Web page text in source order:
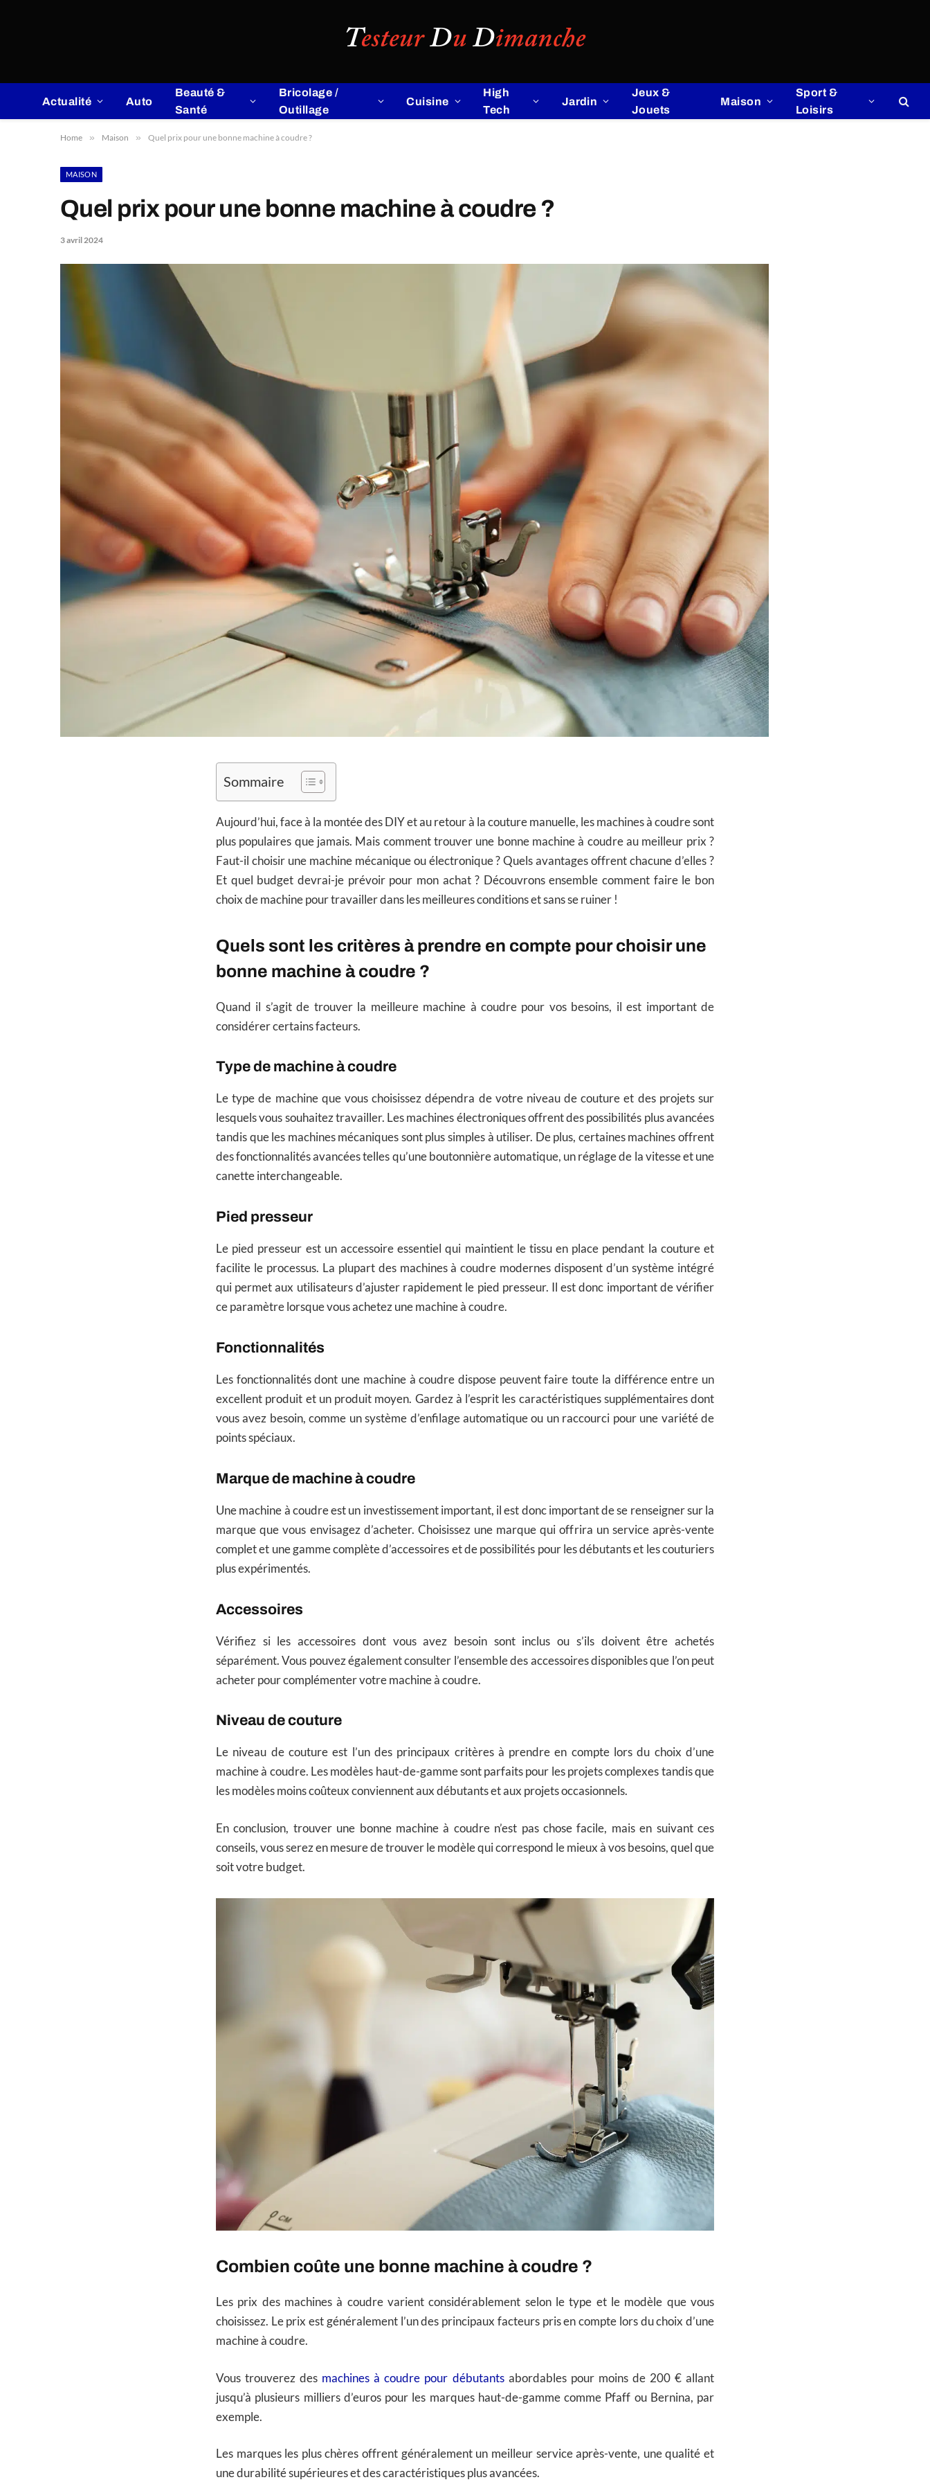
Actualité Auto
Beauté &
Santé
Bricolage /
Outillage
Cuisine
High
Tech
Jardin
Jeux &
Jouets
Maison
Sport &
Loisirs
Home » Maison » Quel prix pour une bonne machine à coudre ?
MAISON
Quel prix pour une bonne machine à coudre ?
3 avril 2024
Sommaire
Aujourd’hui, face à la montée des DIY et au retour à la couture manuelle, les machines à coudre sont
plus populaires que jamais. Mais comment trouver une bonne machine à coudre au meilleur prix ?
Faut-il choisir une machine mécanique ou électronique ? Quels avantages offrent chacune d’elles ?
Et quel budget devrai-je prévoir pour mon achat ? Découvrons ensemble comment faire le bon
choix de machine pour travailler dans les meilleures conditions et sans se ruiner !
Quels sont les critères à prendre en compte pour choisir une
bonne machine à coudre ?
Quand il s’agit de trouver la meilleure machine à coudre pour vos besoins, il est important de
considérer certains facteurs.
Type de machine à coudre
Le type de machine que vous choisissez dépendra de votre niveau de couture et des projets sur
lesquels vous souhaitez travailler. Les machines électroniques offrent des possibilités plus avancées
tandis que les machines mécaniques sont plus simples à utiliser. De plus, certaines machines offrent
des fonctionnalités avancées telles qu’une boutonnière automatique, un réglage de la vitesse et une
canette interchangeable.
Pied presseur
Le pied presseur est un accessoire essentiel qui maintient le tissu en place pendant la couture et
facilite le processus. La plupart des machines à coudre modernes disposent d’un système intégré
qui permet aux utilisateurs d’ajuster rapidement le pied presseur. Il est donc important de vérifier
ce paramètre lorsque vous achetez une machine à coudre.
Fonctionnalités
Les fonctionnalités dont une machine à coudre dispose peuvent faire toute la différence entre un
excellent produit et un produit moyen. Gardez à l’esprit les caractéristiques supplémentaires dont
vous avez besoin, comme un système d’enfilage automatique ou un raccourci pour une variété de
points spéciaux.
Marque de machine à coudre
Une machine à coudre est un investissement important, il est donc important de se renseigner sur la
marque que vous envisagez d’acheter. Choisissez une marque qui offrira un service après-vente
complet et une gamme complète d’accessoires et de possibilités pour les débutants et les couturiers
plus expérimentés.
Accessoires
Vérifiez si les accessoires dont vous avez besoin sont inclus ou s’ils doivent être achetés
séparément. Vous pouvez également consulter l’ensemble des accessoires disponibles que l’on peut
acheter pour complémenter votre machine à coudre.
Niveau de couture
Le niveau de couture est l’un des principaux critères à prendre en compte lors du choix d’une
machine à coudre. Les modèles haut-de-gamme sont parfaits pour les projets complexes tandis que
les modèles moins coûteux conviennent aux débutants et aux projets occasionnels.
En conclusion, trouver une bonne machine à coudre n’est pas chose facile, mais en suivant ces
conseils, vous serez en mesure de trouver le modèle qui correspond le mieux à vos besoins, quel que
soit votre budget.
Combien coûte une bonne machine à coudre ?
Les prix des machines à coudre varient considérablement selon le type et le modèle que vous
choisissez. Le prix est généralement l’un des principaux facteurs pris en compte lors du choix d’une
machine à coudre.
Vous trouverez des machines à coudre pour débutantsabordables pour moins de 200 € allant
jusqu’à plusieurs milliers d’euros pour les marques haut-de-gamme comme Pfaff ou Bernina, par
exemple.
Les marques les plus chères offrent généralement un meilleur service après-vente, une qualité et
une durabilité supérieures et des caractéristiques plus avancées.